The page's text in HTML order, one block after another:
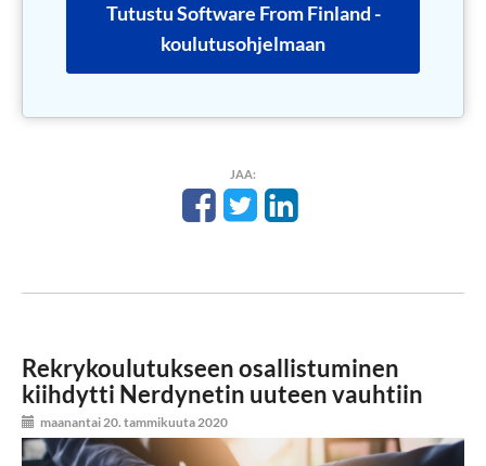
Tutustu Software From Finland -
koulutusohjelmaan
JAA:
Rekrykoulutukseen osallistuminen
kiihdytti Nerdynetin uuteen vauhtiin
maanantai 20. tammikuuta 2020